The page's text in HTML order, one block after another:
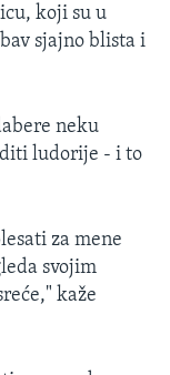
koji su u
sjajno blista i
neku
ludorije - i to
za mene
svojim
kaže